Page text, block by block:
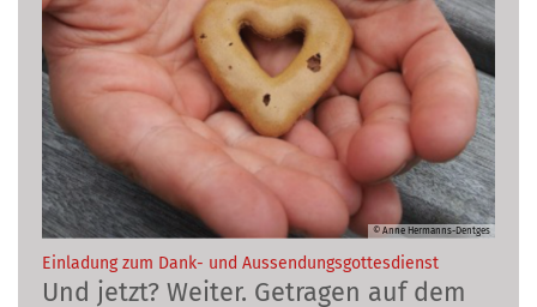
© Anne Hermanns-Dentges
Einladung zum Dank- und Aussendungsgottesdienst:
Und jetzt? Weiter. Getragen auf dem